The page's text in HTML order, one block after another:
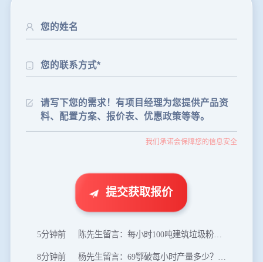
我们承诺会保障您的信息安全
提交获取报价
24分钟前 朱先生留言：制砂机3000吨一套多少钱？
张先生留言：碎石机有几种型号？碎石机械设备一套价格？
谢先生留言：球磨机多少钱一台？提供型号和参数。
王先生留言：建一条石料破碎生产线，规模300吨/小时，提供设备选型和报价。
5分钟前 陈先生留言：每小时100吨建筑垃圾粉碎机？推荐用什么型号？
8分钟前 杨先生留言：69鄂破每小时产量多少？参数和工作视频。